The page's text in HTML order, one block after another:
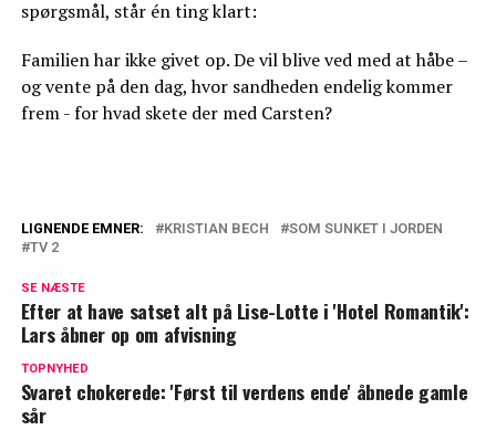
spørgsmål, står én ting klart:
Familien har ikke givet op. De vil blive ved med at håbe –
og vente på den dag, hvor sandheden endelig kommer
frem - for hvad skete der med Carsten?
Kristian Bech vender tilbage på skærmen:
TV 2 deler nye detaljer
LIGNENDE EMNER: KRISTIAN BECH
SOM SUNKET I JORDEN
TV 2
SE NÆSTE
Efter at have satset alt på Lise-Lotte i 'Hotel Romantik':
Lars åbner op om afvisning
TOPNYHED
Svaret chokerede: 'Først til verdens ende' åbnede gamle
sår